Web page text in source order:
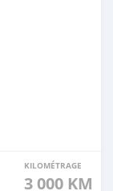
KILOMÉTRAGE
3 000 KM